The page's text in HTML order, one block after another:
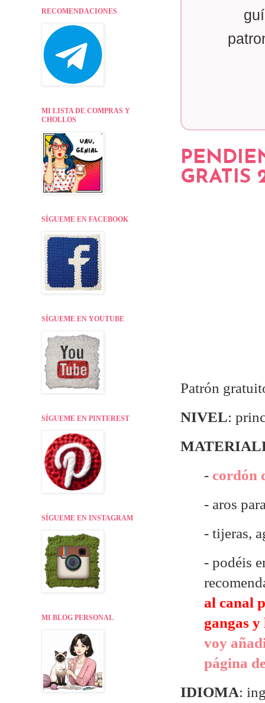
GRATIS
Patrón
NIVEL:
- cordón
- aros
- tijeras,
- podéis
al canal
gangas
voy
página
IDIOMA:
RECOMENDACIONES
MI LISTA DE COMPRAS Y
CHOLLOS
SÍGUEME EN FACEBOOK
SÍGUEME EN YOUTUBE
SÍGUEME EN PINTEREST
SÍGUEME EN INSTAGRAM
MI BLOG PERSONAL